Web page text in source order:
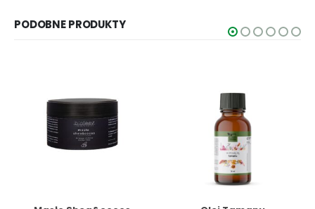
49,90 zł.
PODOBNE PRODUKTY